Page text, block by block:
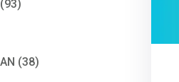
(38)